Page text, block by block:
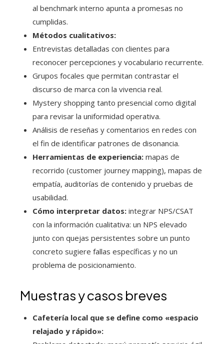
al benchmark interno apunta a promesas no
cumplidas.
Métodos cualitativos:
Entrevistas detalladas con clientes para
reconocer percepciones y vocabulario recurrente.
Grupos focales que permitan contrastar el
discurso de marca con la vivencia real.
Mystery shopping tanto presencial como digital
para revisar la uniformidad operativa.
Análisis de reseñas y comentarios en redes con
el fin de identificar patrones de disonancia.
Herramientas de experiencia: mapas de
recorrido (customer journey mapping), mapas de
empatía, auditorías de contenido y pruebas de
usabilidad.
Cómo interpretar datos: integrar NPS/CSAT
con la información cualitativa: un NPS elevado
junto con quejas persistentes sobre un punto
concreto sugiere fallas específicas y no un
problema de posicionamiento.
Muestras y casos breves
Cafetería local que se define como «espacio
relajado y rápido»: